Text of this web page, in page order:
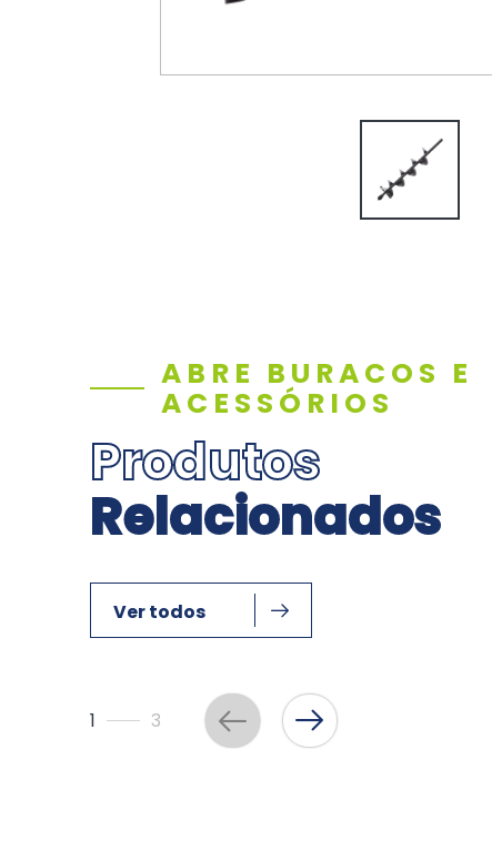
ABRE BURACOS E
ACESSÓRIOS
Produtos
Relacionados
Ver todos
1 3